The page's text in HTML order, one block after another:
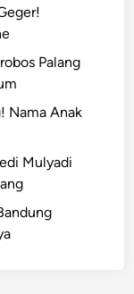
Palang
Nama Anak
Mulyadi